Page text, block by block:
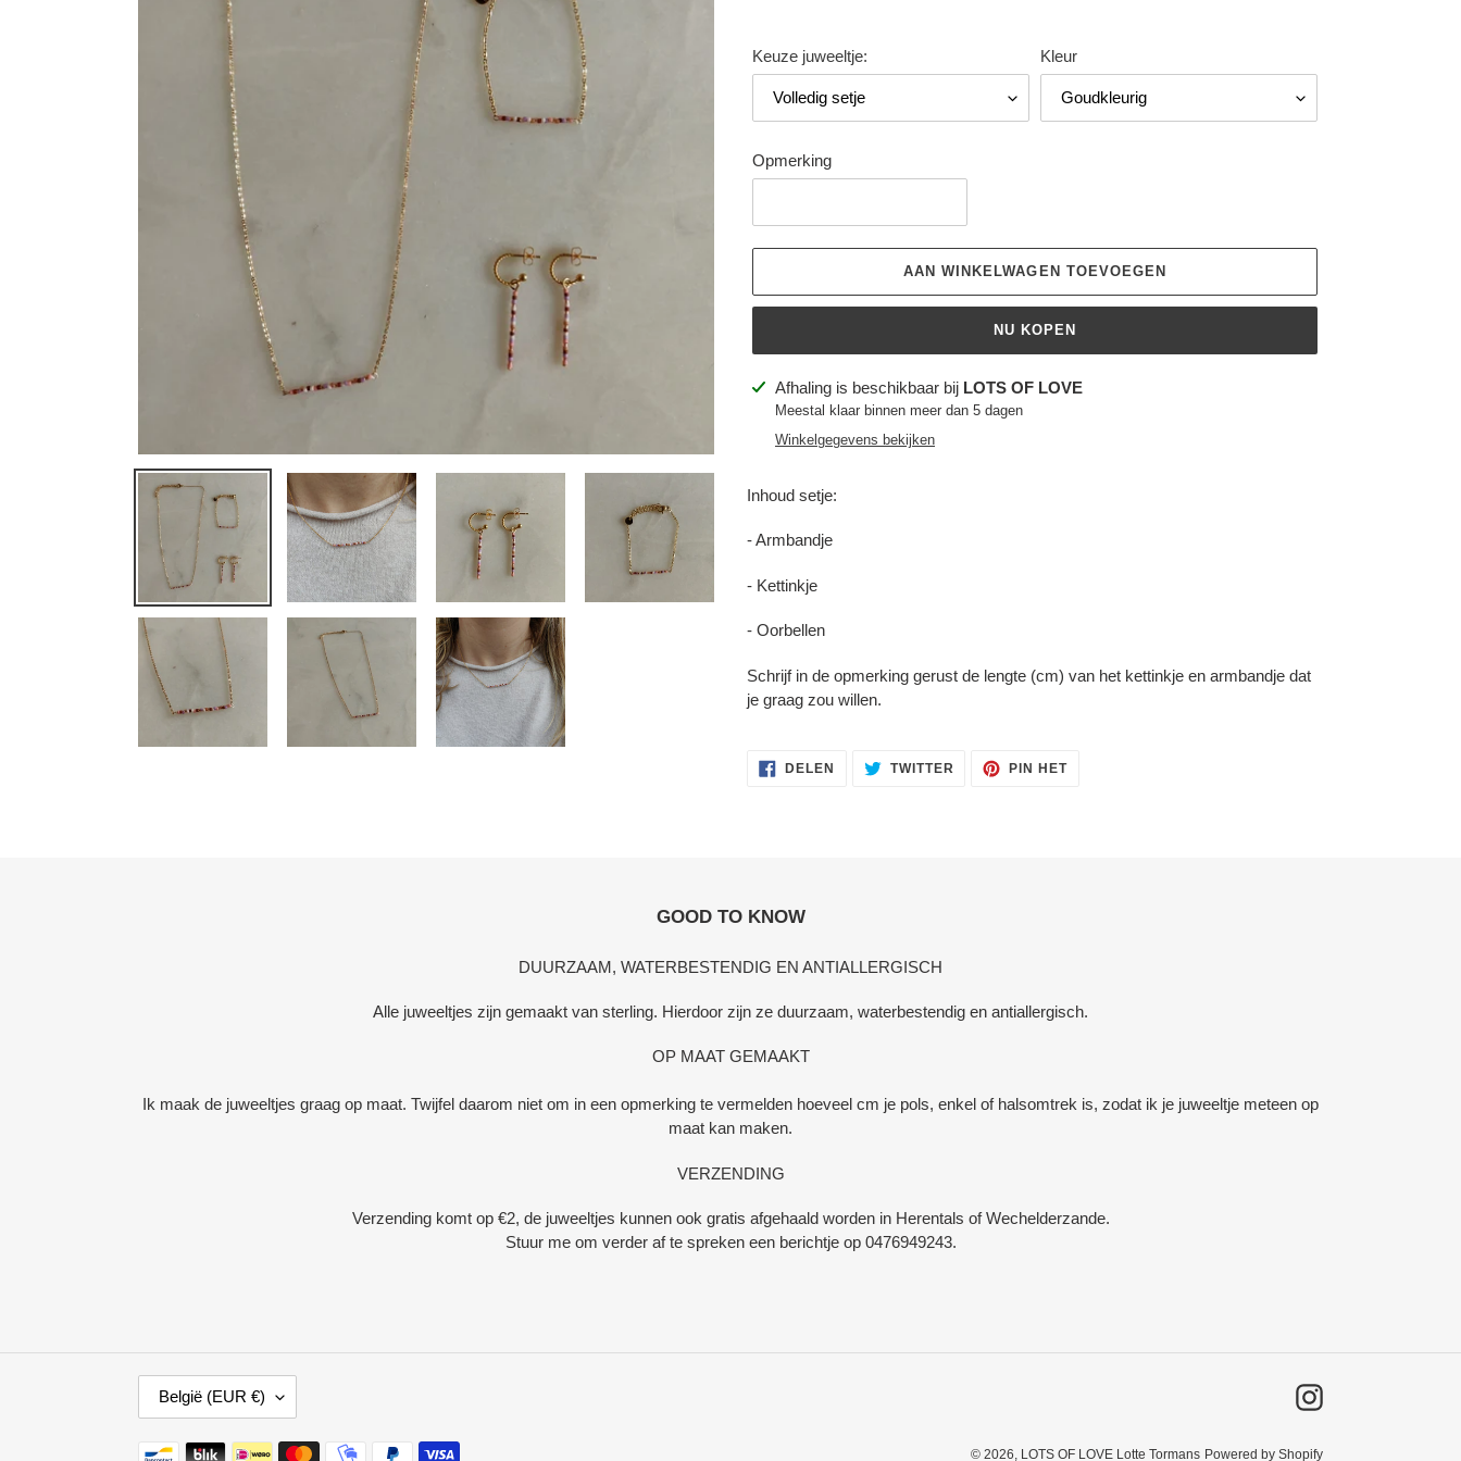
Keuze juweeltje: Kleur
Opmerking
AAN WINKELWAGEN TOEVOEGEN
NU KOPEN
Product
toegevoegen
Afhaling is beschikbaar bij LOTS OF LOVE
Meestal klaar binnen meer dan 5 dagen
Winkelgegevens bekijken
Inhoud setje:
- Armbandje
- Kettinkje
- Oorbellen
Schrijf in de opmerking gerust de lengte (cm) van het kettinkje en armbandje dat
je graag zou willen.
DELEN DELEN TWITTER TWITTEREN
OP
PIN HETPINNEN
GOOD TO KNOW
DUURZAAM, WATERBESTENDIG EN ANTIALLERGISCH
Alle juweeltjes zijn gemaakt van sterling. Hierdoor zijn ze duurzaam, waterbestendig en antiallergisch.
OP MAAT GEMAAKT
Ik maak de juweeltjes graag op maat. Twijfel daarom niet om in een opmerking te vermelden hoeveel cm je pols, enkel of halsomtrek is, zodat ik je juweeltje meteen op
maat kan maken.
VERZENDING
Verzending komt op €2, de juweeltjes kunnen ook gratis afgehaald worden in Herentals of Wechelderzande.
Stuur me om verder af te spreken een berichtje op 0476949243.
A
N
België (EUR €) Instagram
Betaalmethoden © 2026, LOTS OF LOVE Lotte Tormans Powered by Shopify